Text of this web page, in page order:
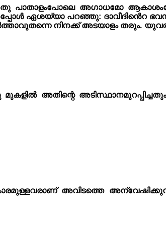
പാതാളംപോലെ അഗാധമോ
ഏശയ്യാ പറഞ്ഞു: ദാവീദിൻെറ
നിനക്ക് അടയാളം തരും. യുവതി
അതിന്റെ
അവിടത്തെ